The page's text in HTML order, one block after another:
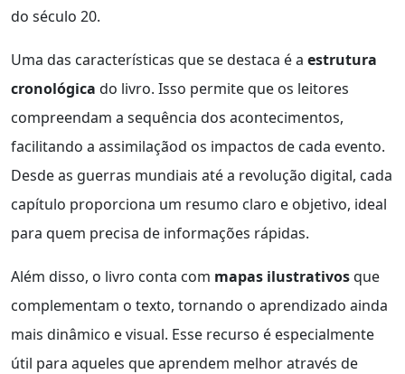
do século 20.
Uma das características que se destaca é a estrutura
cronológica do livro. Isso permite que os leitores
compreendam a sequência dos acontecimentos,
facilitando a assimilaçãod os impactos de cada evento.
Desde as guerras mundiais até a revolução digital, cada
capítulo proporciona um resumo claro e objetivo, ideal
para quem precisa de informações rápidas.
Além disso, o livro conta com mapas ilustrativosque
complementam o texto, tornando o aprendizado ainda
mais dinâmico e visual. Esse recurso é especialmente
útil para aqueles que aprendem melhor através de